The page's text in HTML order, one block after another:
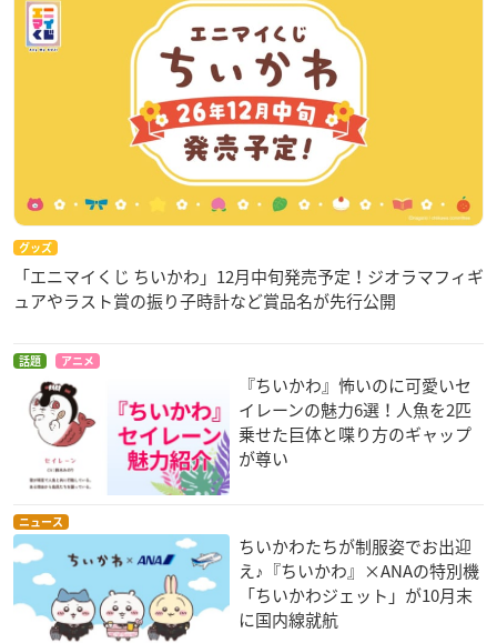
グッズ
「エニマイくじ ちいかわ」12月中旬発売予定！ジオラマフィギ
ュアやラスト賞の振り子時計など賞品名が先行公開
話題 アニメ
『ちいかわ』怖いのに可愛いセ
イレーンの魅力6選！人魚を2匹
乗せた巨体と喋り方のギャップ
が尊い
ニュース
ちいかわたちが制服姿でお出迎
え♪『ちいかわ』×ANAの特別機
「ちいかわジェット」が10月末
に国内線就航